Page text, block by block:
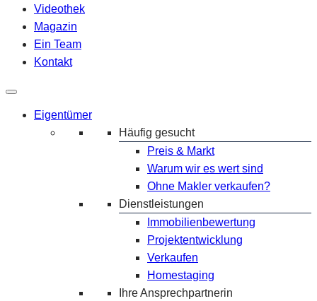
Videothek
Magazin
Ein Team
Kontakt
Eigentümer
Häufig gesucht
Preis & Markt
Warum wir es wert sind
Ohne Makler verkaufen?
Dienstleistungen
Immobilienbewertung
Projektentwicklung
Verkaufen
Homestaging
Ihre Ansprechpartnerin